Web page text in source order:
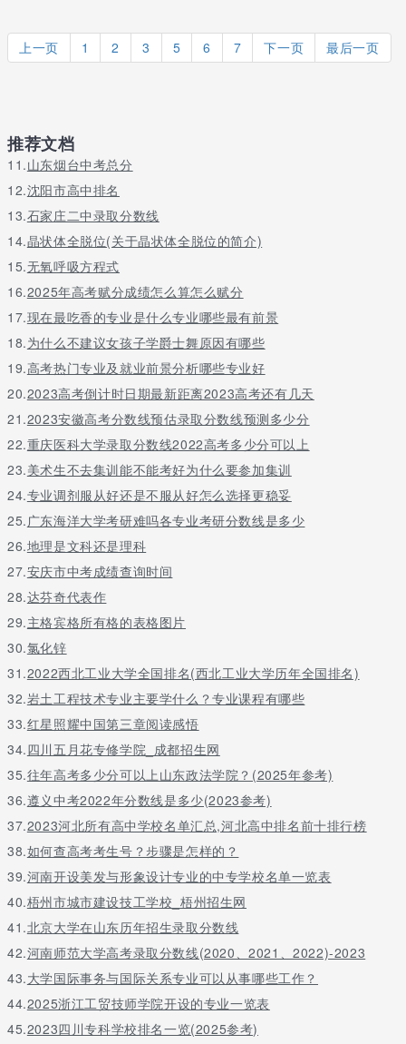
上一页 1 2 3 5 6 7 下一页 最后一页
推荐文档
11.山东烟台中考总分
12.沈阳市高中排名
13.石家庄二中录取分数线
14.晶状体全脱位(关于晶状体全脱位的简介)
15.无氧呼吸方程式
16.2025年高考赋分成绩怎么算怎么赋分
17.现在最吃香的专业是什么专业哪些最有前景
18.为什么不建议女孩子学爵士舞原因有哪些
19.高考热门专业及就业前景分析哪些专业好
20.2023高考倒计时日期最新距离2023高考还有几天
21.2023安徽高考分数线预估录取分数线预测多少分
22.重庆医科大学录取分数线2022高考多少分可以上
23.美术生不去集训能不能考好为什么要参加集训
24.专业调剂服从好还是不服从好怎么选择更稳妥
25.广东海洋大学考研难吗各专业考研分数线是多少
26.地理是文科还是理科
27.安庆市中考成绩查询时间
28.达芬奇代表作
29.主格宾格所有格的表格图片
30.氯化锌
31.2022西北工业大学全国排名(西北工业大学历年全国排名)
32.岩土工程技术专业主要学什么？专业课程有哪些
33.红星照耀中国第三章阅读感悟
34.四川五月花专修学院_成都招生网
35.往年高考多少分可以上山东政法学院？(2025年参考)
36.遵义中考2022年分数线是多少(2023参考)
37.2023河北所有高中学校名单汇总,河北高中排名前十排行榜
38.如何查高考考生号？步骤是怎样的？
39.河南开设美发与形象设计专业的中专学校名单一览表
40.梧州市城市建设技工学校_梧州招生网
41.北京大学在山东历年招生录取分数线
42.河南师范大学高考录取分数线(2020、2021、2022)-2023
43.大学国际事务与国际关系专业可以从事哪些工作？
44.2025浙江工贸技师学院开设的专业一览表
45.2023四川专科学校排名一览(2025参考)